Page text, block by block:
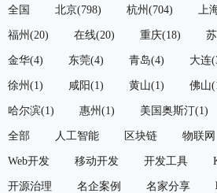
全国 北京(798) 杭州(704) 上
福州(20) 在线(20) 重庆(18)
金华(4) 东莞(4) 青岛(4) 大连
徐州(1) 咸阳(1) 黄山(1) 佛山
哈尔滨(1) 惠州(1) 美国奥斯汀(1)
全部 人工智能 区块链 物联网
Web开发 移动开发 开发工具
开源治理 名企案例 名家分享